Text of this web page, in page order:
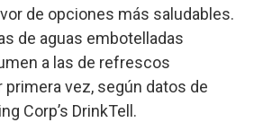
de opciones más saludables.
de aguas embotelladas
a las de refrescos
primera vez, según datos de
Corp’s DrinkTell.